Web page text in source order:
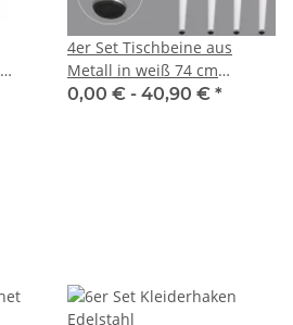
4er Set Tischbeine aus
Metall in weiß 74 cm
verstellbar
0,00 € - 40,90 € *